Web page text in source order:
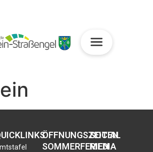
ÖFFNUNGSZEITEN
SOMMERFERIEN
SOCIAL
MEDIA